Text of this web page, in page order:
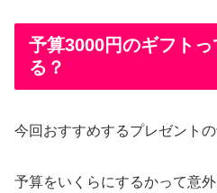
予算3000円のギフト
る？
今回おすすめするプレゼントの
予算をいくらにするかって意